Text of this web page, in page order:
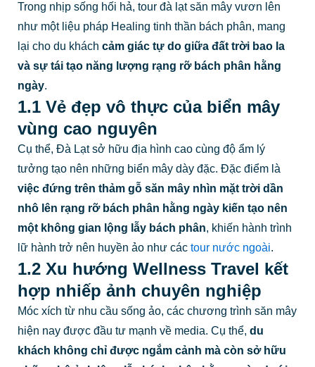
Trong nhịp sống hối hả, tour đà lạt săn mây vươn lên
như một liệu pháp Healing tinh thần bách phân, mang
lại cho du khách cảm giác tự do giữa đất trời bao la
và sự tái tạo năng lượng rạng rỡ bách phân hằng
ngày.
1.1 Vẻ đẹp vô thực của biển mây
vùng cao nguyên
Cụ thể, Đà Lạt sở hữu địa hình cao cùng độ ẩm lý
tưởng tạo nên những biển mây dày đặc. Đặc điểm là
việc đứng trên thảm gỗ săn mây nhìn mặt trời dần
nhô lên rạng rỡ bách phân hằng ngày kiến tạo nên
một không gian lộng lẫy bách phân, khiến hành trình
lữ hành trở nên huyền ảo như các tour nước ngoài.
1.2 Xu hướng Wellness Travel kết
hợp nhiếp ảnh chuyên nghiệp
Móc xích từ nhu cầu sống ảo, các chương trình săn mây
hiện nay được đầu tư mạnh về media. Cụ thể, du
khách không chỉ được ngắm cảnh mà còn sở hữu